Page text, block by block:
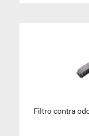
Filtro contra